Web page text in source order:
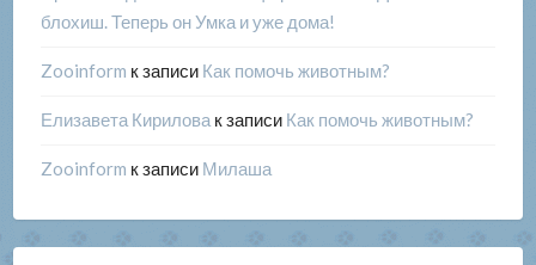
блохиш. Теперь он Умка и уже дома!
Zooinform к записи Как помочь животным?
Елизавета Кириловак записи Как помочь животным?
Zooinform к записи Милаша